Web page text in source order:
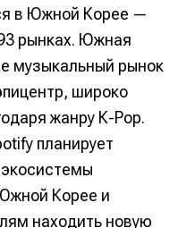
в Южной Корее —
рынках. Южная
музыкальный рынок
широко
жанру К-Рор.
планирует
Корее и
находить новую